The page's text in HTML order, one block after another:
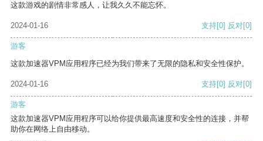
这款游戏的剧情非常感人，让我久久不能忘怀。
2024-01-16 支持[0] 反对[0]
游客
这款加速器VPM应用程序已经为我们带来了无限的隐私和安全性保护。
2024-01-16 支持[0] 反对[0]
游客
这款加速器VPM应用程序可以给你提供最高速度和安全性的连接，并帮
助你在网络上自由移动。